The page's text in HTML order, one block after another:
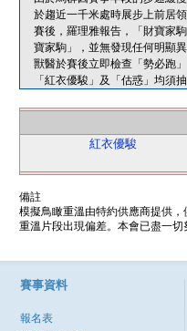
於趨近一千米處時展步上前居領
賽後，羅理雅報告，「財寶家
寶家駒」，並無發現任何明顯
獸醫於賽後立即檢查「勢必跑
「紅衣優駿」及「估惑」均須
紅衣優駿
備註
模擬鳥瞰重溫由特約供應商提供
重溫片段出現偏差。本會已盡一
賽事資料
報名表